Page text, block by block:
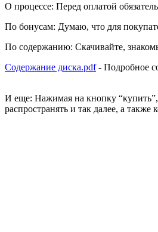
О процессе: Перед оплатой
По бонусам: Думаю, что для
По содержанию: Скачивайте,
Содержание диска.pdf- Подробное
И еще: Нажимая на кнопку “купить”,
распространять и так далее, а также